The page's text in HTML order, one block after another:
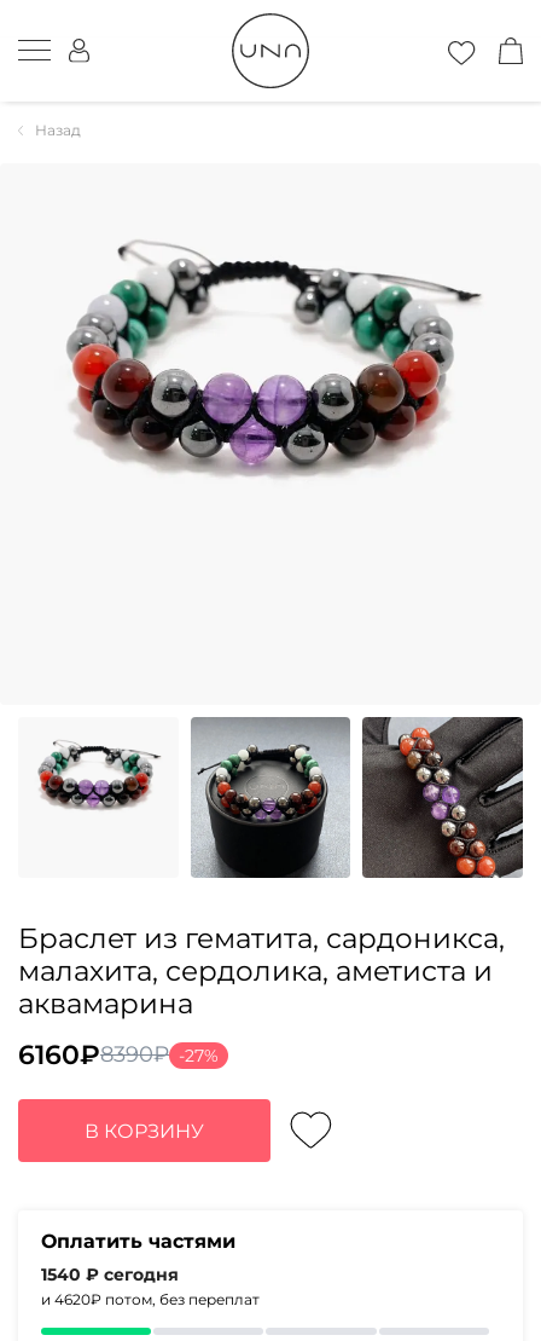
Назад
Браслет из гематита, сардоникса,
малахита, сердолика, аметиста и
аквамарина
8390₽
Первоначальная
цена
составляла
8390₽.
6160₽
Текущая
цена:
6160₽.
-27%
В КОРЗИНУ
Оплатить частями
1540 ₽ сегодня
и 4620₽ потом, без переплат